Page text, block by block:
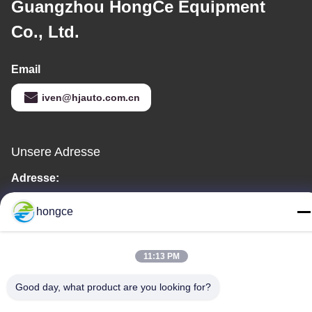
Guangzhou HongCe Equipment
Co., Ltd.
Email
iven@hjauto.com.cn
Unsere Adresse
Adresse:
Nr. 6-39, Bauernhof Yaogu, Dorf Shibi Nr. 3, Straße Shibi, Bezirk
Panyu, Guangzhou
hongce
11:13 PM
Good day, what product are you looking for?